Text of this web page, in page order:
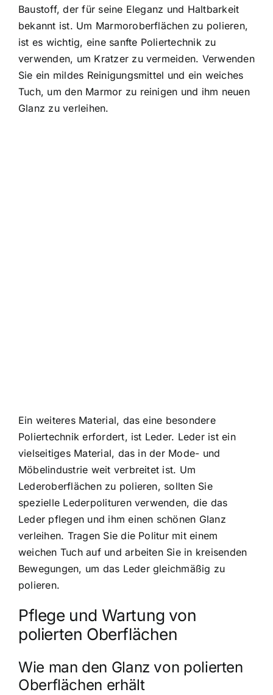
Baustoff, der für seine Eleganz und Haltbarkeit
bekannt ist. Um Marmoroberflächen zu polieren,
ist es wichtig, eine sanfte Poliertechnik zu
verwenden, um Kratzer zu vermeiden. Verwenden
Sie ein mildes Reinigungsmittel und ein weiches
Tuch, um den Marmor zu reinigen und ihm neuen
Glanz zu verleihen.
Ein weiteres Material, das eine besondere
Poliertechnik erfordert, ist Leder. Leder ist ein
vielseitiges Material, das in der Mode- und
Möbelindustrie weit verbreitet ist. Um
Lederoberflächen zu polieren, sollten Sie
spezielle Lederpolituren verwenden, die das
Leder pflegen und ihm einen schönen Glanz
verleihen. Tragen Sie die Politur mit einem
weichen Tuch auf und arbeiten Sie in kreisenden
Bewegungen, um das Leder gleichmäßig zu
polieren.
Pflege und Wartung von
polierten Oberflächen
Wie man den Glanz von polierten
Oberflächen erhält